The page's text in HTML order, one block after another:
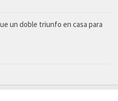
un doble triunfo en casa para